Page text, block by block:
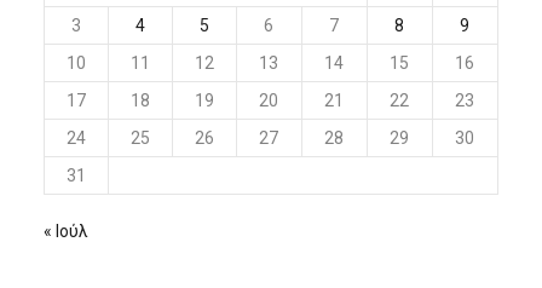
3
4 5 6 7 8
9
10
11 12 13 14 15
16
17
18 19 20 21 22
23
24
25 26 27 28 29
30
31
« Ιούλ